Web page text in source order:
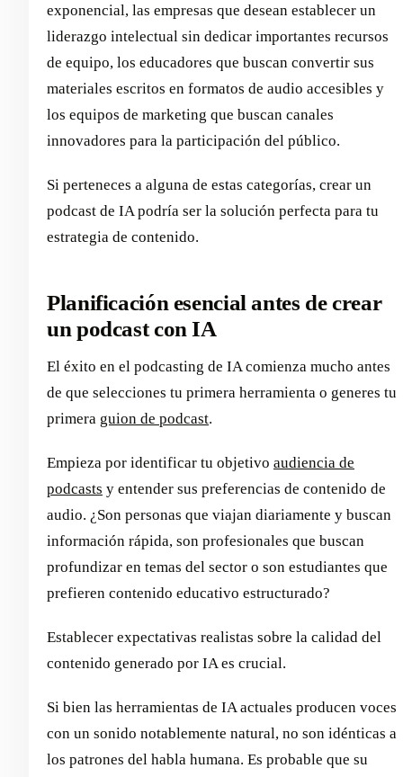
exponencial, las empresas que desean establecer un
liderazgo intelectual sin dedicar importantes recursos
de equipo, los educadores que buscan convertir sus
materiales escritos en formatos de audio accesibles y
los equipos de marketing que buscan canales
innovadores para la participación del público.
Si perteneces a alguna de estas categorías, crear un
podcast de IA podría ser la solución perfecta para tu
estrategia de contenido.
Planificación esencial antes de crear
un podcast con IA
El éxito en el podcasting de IA comienza mucho antes
de que selecciones tu primera herramienta o generes tu
primera guion de podcast.
Empieza por identificar tu objetivo audiencia de
podcasts y entender sus preferencias de contenido de
audio. ¿Son personas que viajan diariamente y buscan
información rápida, son profesionales que buscan
profundizar en temas del sector o son estudiantes que
prefieren contenido educativo estructurado?
Establecer expectativas realistas sobre la calidad del
contenido generado por IA es crucial.
Si bien las herramientas de IA actuales producen voces
con un sonido notablemente natural, no son idénticas a
los patrones del habla humana. Es probable que su